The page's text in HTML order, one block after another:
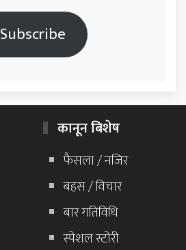
Subscribe
कानून बिशेष
फैसला / नजिर
बहस / विचार
बार गतिविधि
स्पेशल स्टोरी